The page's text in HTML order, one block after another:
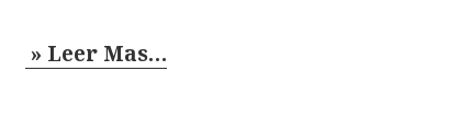
» Leer Mas…